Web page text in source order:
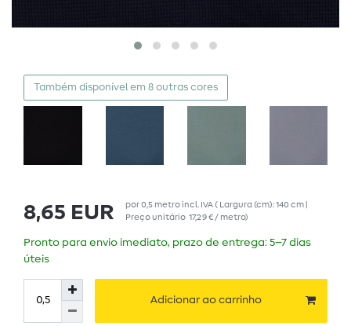
Também disponível em 8 outras cores
8,65 EUR por0,5 metroincl. IVA( Largura (cm): 140 cm |
Preço unitário 17,29 € / metro)
Pronto para envio imediato, prazo de entrega: 5–7 dias
úteis
Adicionar ao carrinho